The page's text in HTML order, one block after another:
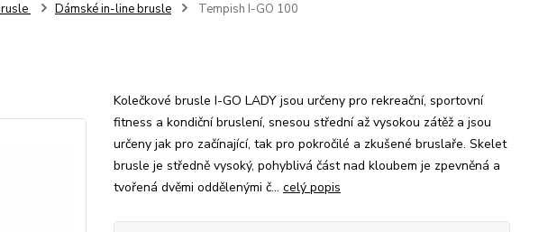
Dámské in-line brusle Tempish I-GO 100
Kolečkové brusle I-GO LADY jsou určeny pro rekreační, sportovní
fitness a kondiční bruslení, snesou střední až vysokou zátěž a jsou
určeny jak pro začínající, tak pro pokročilé a zkušené bruslaře. Skelet
brusle je středně vysoký, pohyblivá část nad kloubem je zpevněná a
tvořená dvěmi oddělenými č... celý popis